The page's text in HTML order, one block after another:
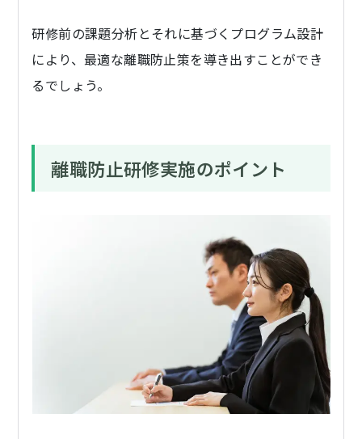
研修前の課題分析とそれに基づくプログラム設計
により、最適な離職防止策を導き出すことができ
るでしょう。
離職防止研修実施のポイント